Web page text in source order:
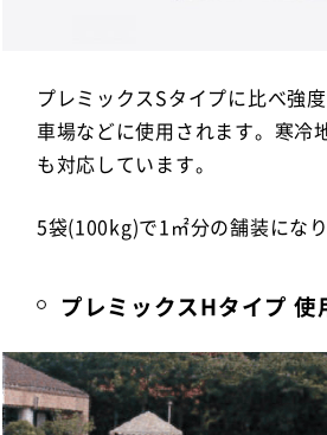
プレミックスSタイプに比べ強
車場などに使用されます。寒冷
も対応しています。
5袋(100kg)で1㎡分の舗装になり
プレミックスHタイプ 使